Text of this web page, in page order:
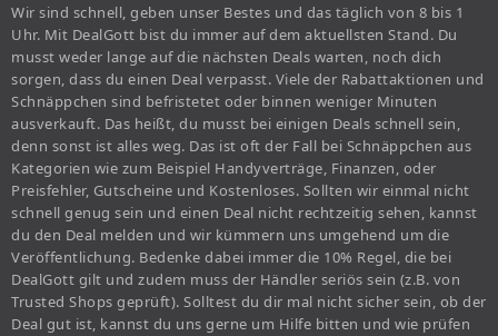
Wir sind schnell, geben unser Bestes und das täglich von 8 bis 1
Uhr. Mit DealGott bist du immer auf dem aktuellsten Stand. Du
musst weder lange auf die nächsten Deals warten, noch dich
sorgen, dass du einen Deal verpasst. Viele der Rabattaktionen und
Schnäppchen sind befristetet oder binnen weniger Minuten
ausverkauft. Das heißt, du musst bei einigen Deals schnell sein,
denn sonst ist alles weg. Das ist oft der Fall bei Schnäppchen aus
Kategorien wie zum Beispiel Handyverträge, Finanzen, oder
Preisfehler, Gutscheine und Kostenloses. Sollten wir einmal nicht
schnell genug sein und einen Deal nicht rechtzeitig sehen, kannst
du den Deal melden und wir kümmern uns umgehend um die
Veröffentlichung. Bedenke dabei immer die 10% Regel, die bei
DealGott gilt und zudem muss der Händler seriös sein (z.B. von
Trusted Shops geprüft). Solltest du dir mal nicht sicher sein, ob der
Deal gut ist, kannst du uns gerne um Hilfe bitten und wie prüfen